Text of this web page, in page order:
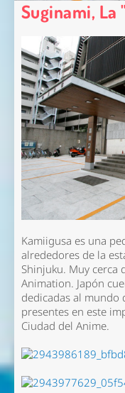
Suginami, La
Kamiigusa es una
alrededores de la
Shinjuku. Muy cerca
Animation. Japón
dedicadas al mundo
presentes en este
Ciudad del Anime.